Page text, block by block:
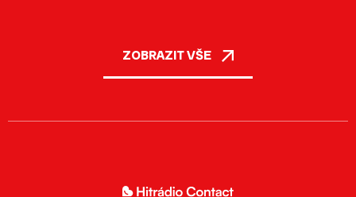
ZOBRAZIT VŠE